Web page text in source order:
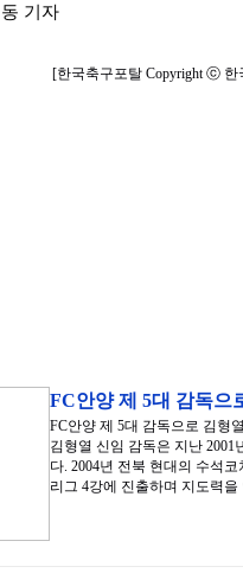
기자
[한국축구포탈 Copyright ⓒ
FC안양 제 5대 감독으
FC안양 제 5대 감독으로 김형
김형열 신임 감독은 지난
다. 2004년 전북 현대의 수석
리그 4강에 진출하며 지도력